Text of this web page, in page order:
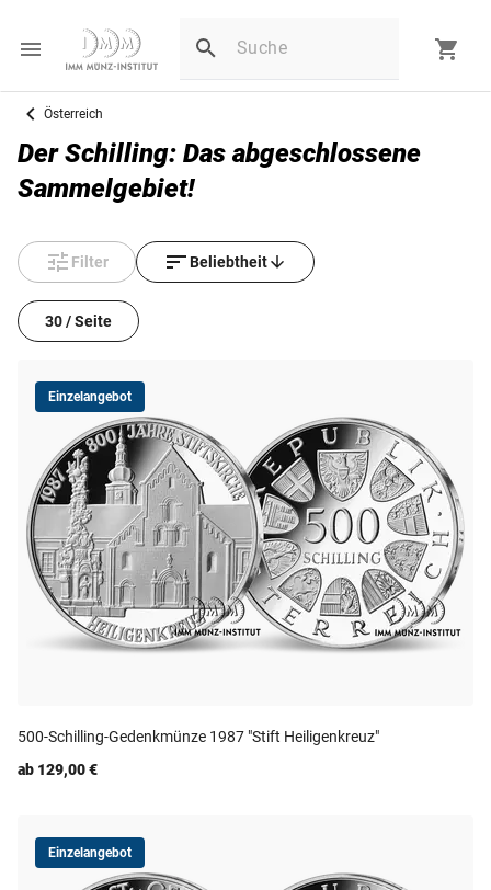
Österreich
Der Schilling: Das abgeschlossene
Sammelgebiet!
Filter Beliebtheit
30 / Seite
Einzelangebot
500-Schilling-Gedenkmünze 1987 "Stift Heiligenkreuz"
ab 129,00 €
Einzelangebot